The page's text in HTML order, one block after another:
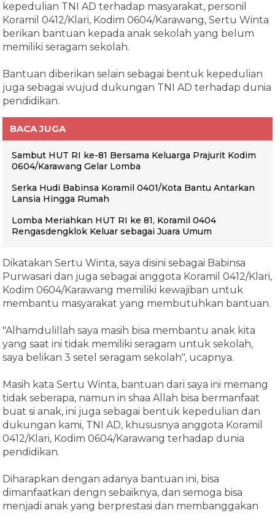
kepedulian TNI AD terhadap masyarakat, personil
Koramil 0412/Klari, Kodim 0604/Karawang, Sertu Winta
berikan bantuan kepada anak sekolah yang belum
memiliki seragam sekolah.
Bantuan diberikan selain sebagai bentuk kepedulian
juga sebagai wujud dukungan TNI AD terhadap dunia
pendidikan.
BACA JUGA
Sambut HUT RI ke-81 Bersama Keluarga Prajurit Kodim
0604/Karawang Gelar Lomba
Serka Hudi Babinsa Koramil 0401/Kota Bantu Antarkan
Lansia Hingga Rumah
Lomba Meriahkan HUT RI ke 81, Koramil 0404
Rengasdengklok Keluar sebagai Juara Umum
Dikatakan Sertu Winta, saya disini sebagai Babinsa
Purwasari dan juga sebagai anggota Koramil 0412/Klari,
Kodim 0604/Karawang memiliki kewajiban untuk
membantu masyarakat yang membutuhkan bantuan.
"Alhamdulillah saya masih bisa membantu anak kita
yang saat ini tidak memiliki seragam untuk sekolah,
saya belikan 3 setel seragam sekolah", ucapnya.
Masih kata Sertu Winta, bantuan dari saya ini memang
tidak seberapa, namun in shaa Allah bisa bermanfaat
buat si anak, ini juga sebagai bentuk kepedulian dan
dukungan kami, TNI AD, khususnya anggota Koramil
0412/Klari, Kodim 0604/Karawang terhadap dunia
pendidikan.
Diharapkan dengan adanya bantuan ini, bisa
dimanfaatkan dengn sebaiknya, dan semoga bisa
menjadi anak yang berprestasi dan membanggakan